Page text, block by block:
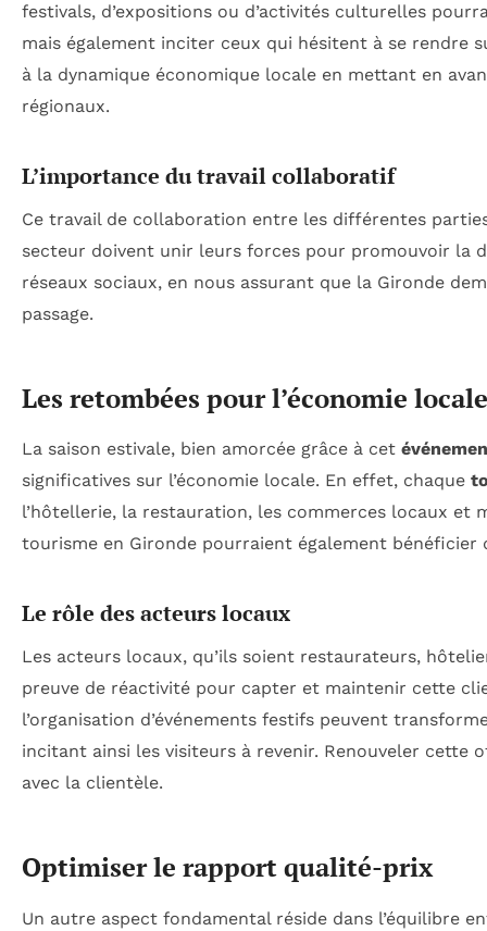
festivals, d’expositions ou d’activités culturelles
mais également inciter ceux qui hésitent à se rendre
à la dynamique économique locale en mettant en
régionaux.
L’importance du travail collaboratif
Ce travail de collaboration entre les différentes
secteur doivent unir leurs forces pour promouvoir la
réseaux sociaux, en nous assurant que la Gironde
passage.
Les retombées pour l’économie locale
La saison estivale, bien amorcée grâce à cet
significatives sur l’économie locale. En effet, chaque
l’hôtellerie, la restauration, les commerces locaux et
tourisme en Gironde pourraient également bénéficier
Le rôle des acteurs locaux
Les acteurs locaux, qu’ils soient restaurateurs,
preuve de réactivité pour capter et maintenir cette
l’organisation d’événements festifs peuvent
incitant ainsi les visiteurs à revenir. Renouveler
avec la clientèle.
Optimiser le rapport qualité-prix
Un autre aspect fondamental réside dans l’équilibre